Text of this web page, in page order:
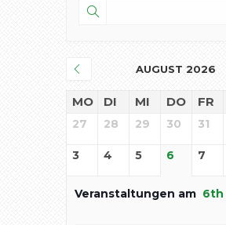
AUGUST 2026
MO DI MI DO FR
27 28 29 30 31
3 4 5 6 7
Veranstaltungen am 6th